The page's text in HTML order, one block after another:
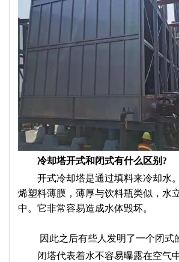
冷却塔开式和闭式有什么区别?
开式冷却塔是通过填料来冷却水
烯塑料薄膜，薄厚与饮料瓶类似，水
中。它非常容易造成水体毁坏。
因此之后有些人发明了一个闭式
闭塔代表着水不容易曝露在空气